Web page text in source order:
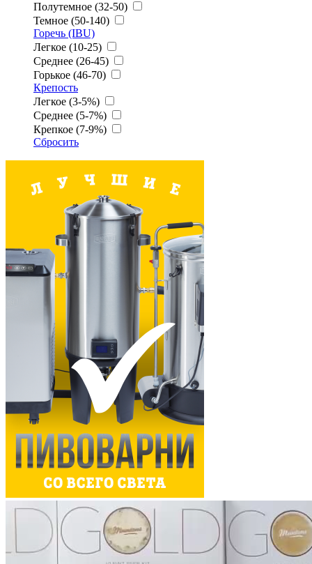
Полутемное (32-50)
Темное (50-140)
Горечь (IBU)
Легкое (10-25)
Среднее (26-45)
Горькое (46-70)
Крепость
Легкое (3-5%)
Среднее (5-7%)
Крепкое (7-9%)
Сбросить